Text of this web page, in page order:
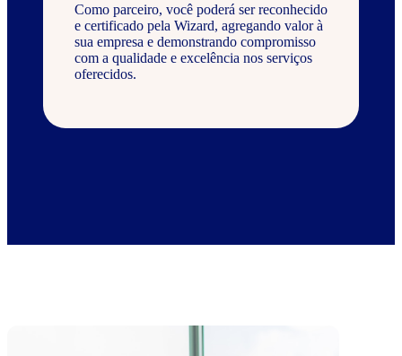
Como parceiro, você poderá ser reconhecido
e certificado pela Wizard, agregando valor à
sua empresa e demonstrando compromisso
com a qualidade e excelência nos serviços
oferecidos.